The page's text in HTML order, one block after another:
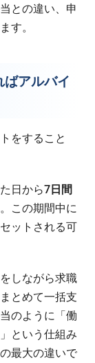
との違い、申
す。
アルバイ
をすること
日から7日間
。この期間中に
ットされる可
しながら求職
とめて一括支
のように「働
という仕組み
最大の違いで